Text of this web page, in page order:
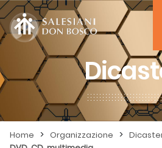
Home > Organizzazione >